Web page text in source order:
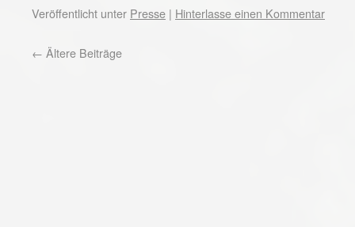
Veröffentlicht unter Presse | Hinterlasse einen Kommentar
← Ältere Beiträge